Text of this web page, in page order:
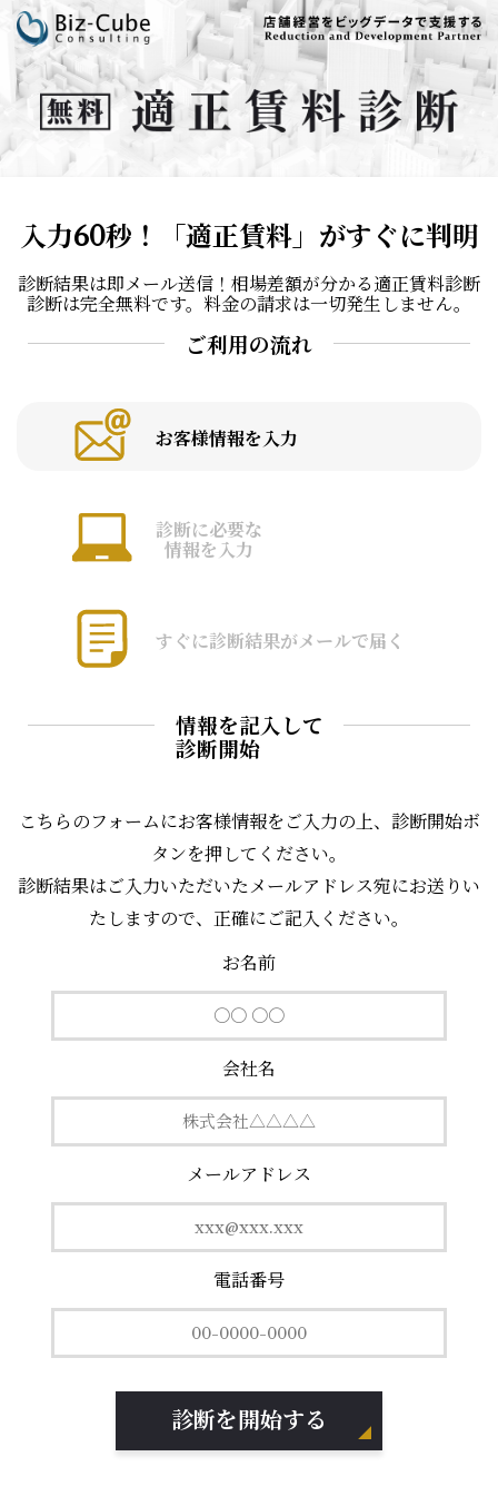
入力60秒！「適正賃料」がすぐに判明
診断結果は即メール送信！相場差額が分かる適正賃料診断
診断は完全無料です。料金の請求は一切発生しません。
ご利用の流れ
お客様情報を入力
診断に必要な
情報を入力
すぐに診断結果がメールで届く
情報を記入して
診断開始
こちらのフォームにお客様情報をご入力の上、診断開始ボ
タンを押してください。
診断結果はご入力いただいたメールアドレス宛にお送りい
たしますので、正確にご記入ください。
お名前
会社名
メールアドレス
電話番号